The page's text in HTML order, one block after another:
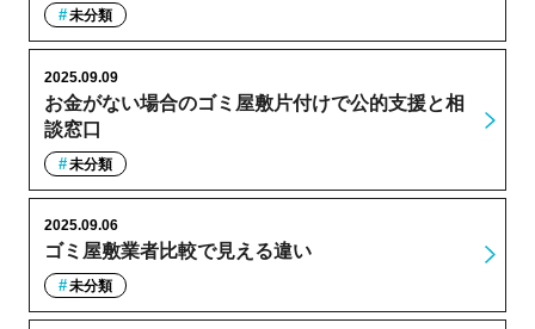
未分類
お金がない場合のゴミ屋敷片付けで公的支援と相
談窓口
2025.09.09
未分類
ゴミ屋敷業者比較で見える違い
2025.09.06
未分類